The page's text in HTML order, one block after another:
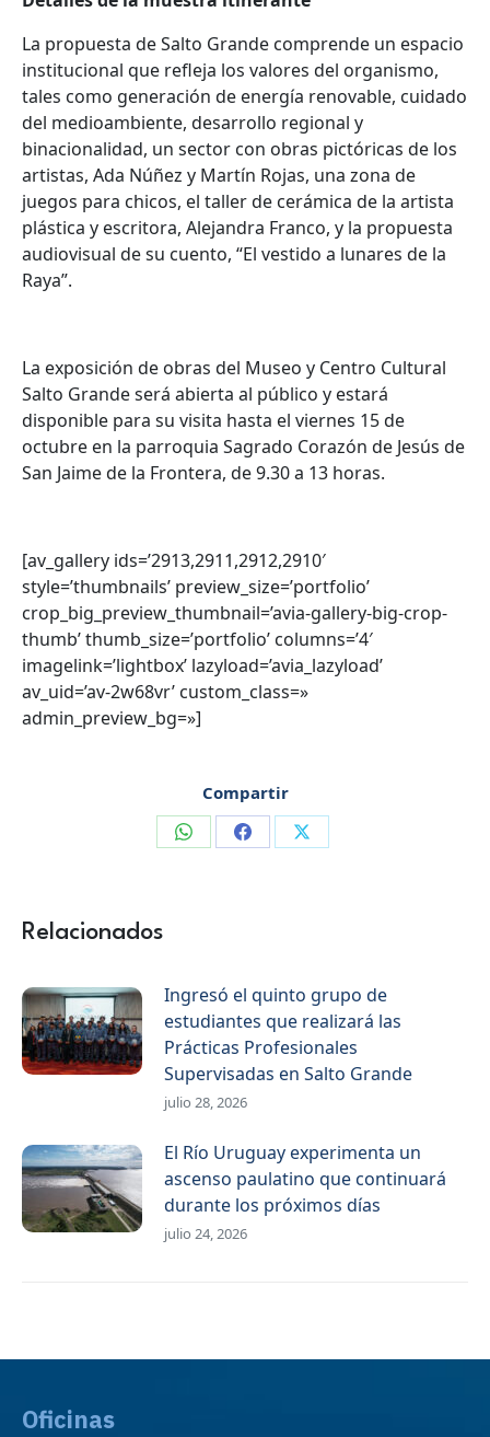
La propuesta de Salto Grande comprende un espacio
institucional que refleja los valores del organismo,
tales como generación de energía renovable, cuidado
del medioambiente, desarrollo regional y
binacionalidad, un sector con obras pictóricas de los
artistas, Ada Núñez y Martín Rojas, una zona de
juegos para chicos, el taller de cerámica de la artista
plástica y escritora, Alejandra Franco, y la propuesta
audiovisual de su cuento, “El vestido a lunares de la
Raya”.
La exposición de obras del Museo y Centro Cultural
Salto Grande será abierta al público y estará
disponible para su visita hasta el viernes 15 de
octubre en la parroquia Sagrado Corazón de Jesús de
San Jaime de la Frontera, de 9.30 a 13 horas.
[av_gallery ids=’2913,2911,2912,2910′
style=’thumbnails’ preview_size=’portfolio’
crop_big_preview_thumbnail=’avia-gallery-big-crop-
thumb’ thumb_size=’portfolio’ columns=’4′
imagelink=’lightbox’ lazyload=’avia_lazyload’
av_uid=’av-2w68vr’ custom_class=»
admin_preview_bg=»]
Compartir
CompartirCompartirCompartir
Relacionados
Ingresó el quinto grupo de
estudiantes que realizará las
Prácticas Profesionales
Supervisadas en Salto Grande
julio 28, 2026
El Río Uruguay experimenta un
ascenso paulatino que continuará
durante los próximos días
julio 24, 2026
Oficinas